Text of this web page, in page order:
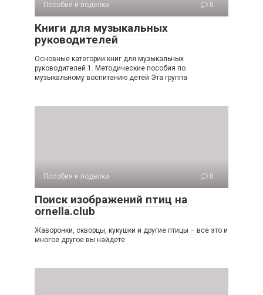
Пособия и поделки 0
Книги для музыкальных
руководителей
Основные категории книг для музыкальных
руководителей 1. Методические пособия по
музыкальному воспитанию детей Эта группа
Пособия и поделки 0
Поиск изображений птиц на
ornella.club
Жаворонки, скворцы, кукушки и другие птицы – все это и
многое другое вы найдете